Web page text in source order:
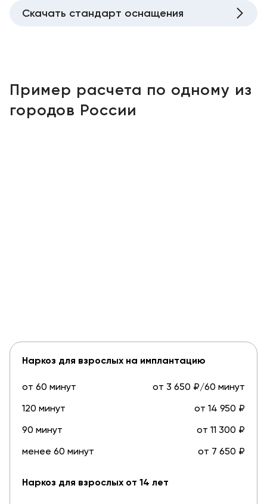
Скачать стандарт оснащения
Пример расчета по одному из
городов России
Наркоз для взрослых на имплантацию
от 60 минут от 3 650 ₽/60 минут
120 минут от 14 950 ₽
90 минут от 11 300 ₽
менее 60 минут от 7 650 ₽
Наркоз для взрослых от 14 лет